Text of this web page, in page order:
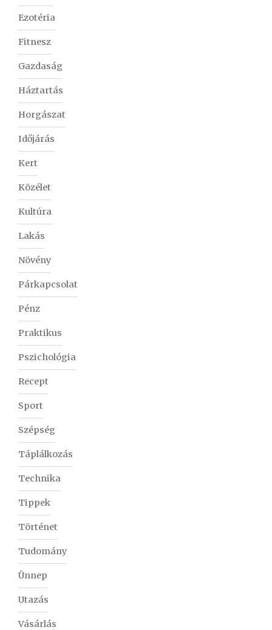
Ezotéria
Fitnesz
Gazdaság
Háztartás
Horgászat
Időjárás
Kert
Közélet
Kultúra
Lakás
Növény
Párkapcsolat
Pénz
Praktikus
Pszichológia
Recept
Sport
Szépség
Táplálkozás
Technika
Tippek
Történet
Tudomány
Ünnep
Utazás
Vásárlás